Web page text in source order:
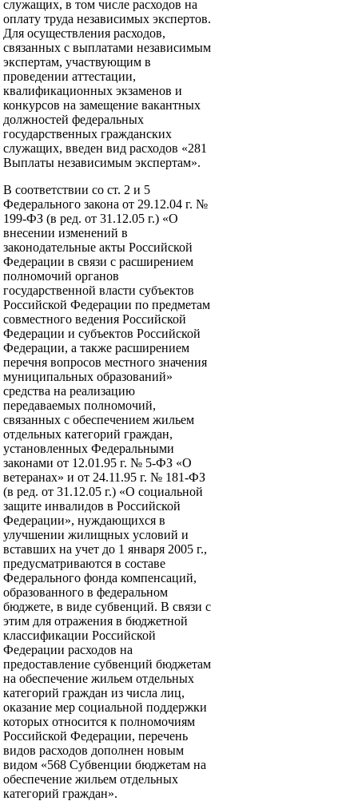
служащих, в том числе расходов на
оплату труда независимых экспертов.
Для осуществления расходов,
связанных с выплатами независимым
экспертам, участвующим в
проведении аттестации,
квалификационных экзаменов и
конкурсов на замещение вакантных
должностей федеральных
государственных гражданских
служащих, введен вид расходов «281
Выплаты независимым экспертам».
В соответствии со ст. 2 и 5
Федерального закона от 29.12.04 г. №
199-ФЗ (в ред. от 31.12.05 г.) «О
внесении изменений в
законодательные акты Российской
Федерации в связи с расширением
полномочий органов
государственной власти субъектов
Российской Федерации по предметам
совместного ведения Российской
Федерации и субъектов Российской
Федерации, а также расширением
перечня вопросов местного значения
муниципальных образований»
средства на реализацию
передаваемых полномочий,
связанных с обеспечением жильем
отдельных категорий граждан,
установленных Федеральными
законами от 12.01.95 г. № 5-ФЗ «О
ветеранах» и от 24.11.95 г. № 181-ФЗ
(в ред. от 31.12.05 г.) «О социальной
защите инвалидов в Российской
Федерации», нуждающихся в
улучшении жилищных условий и
вставших на учет до 1 января 2005 г.,
предусматриваются в составе
Федерального фонда компенсаций,
образованного в федеральном
бюджете, в виде субвенций. В связи с
этим для отражения в бюджетной
классификации Российской
Федерации расходов на
предоставление субвенций бюджетам
на обеспечение жильем отдельных
категорий граждан из числа лиц,
оказание мер социальной поддержки
которых относится к полномочиям
Российской Федерации, перечень
видов расходов дополнен новым
видом «568 Субвенции бюджетам на
обеспечение жильем отдельных
категорий граждан».